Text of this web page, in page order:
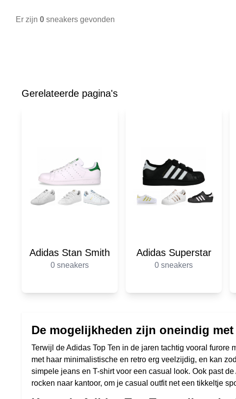
Er zijn 0 sneakers gevonden
Gerelateerde pagina's
Adidas Stan Smith
0 sneakers
Adidas Superstar
0 sneakers
De mogelijkheden zijn oneindig met
Terwijl de Adidas Top Ten in de jaren tachtig vooral
met haar minimalistische en retro erg veelzijdig, en kan
simpele jeans en T-shirt voor een casual look. Ook past
rocken naar kantoor, om je casual outfit net een tikkeltje